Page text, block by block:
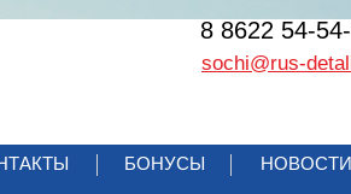
8 8622 54-
sochi@rus-
БОНУСЫ НОВОСТИ